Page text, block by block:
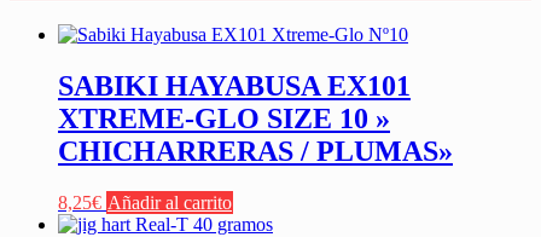
SABIKI HAYABUSA EX101
XTREME-GLO SIZE 10 »
CHICHARRERAS / PLUMAS»
8,25€ Añadir al carrito